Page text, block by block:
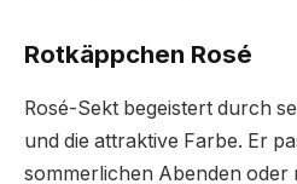
Rotkäppchen Rosé
Rosé-Sekt begeistert durch
und die attraktive Farbe. Er
sommerlichen Abenden oder